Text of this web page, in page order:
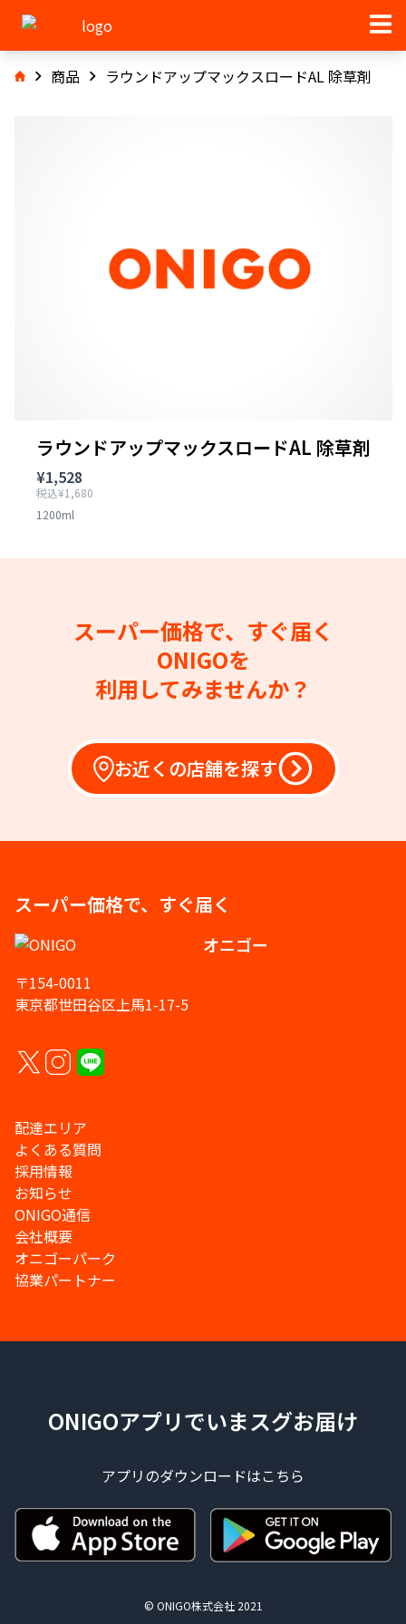
商品 ラウンドアップマックスロードAL 除草剤
ラウンドアップマックスロードAL 除草剤
¥1,528
税込¥1,680
1200ml
スーパー価格で、すぐ届く
ONIGOを
利用してみませんか？
お近くの店舗を探す
スーパー価格で、すぐ届く
オニゴー
〒154-0011
東京都世田谷区上馬1-17-5
配達エリア
よくある質問
採用情報
お知らせ
ONIGO通信
会社概要
オニゴーパーク
協業パートナー
ONIGOアプリでいまスグお届け
アプリのダウンロードはこちら
© ONIGO株式会社 2021